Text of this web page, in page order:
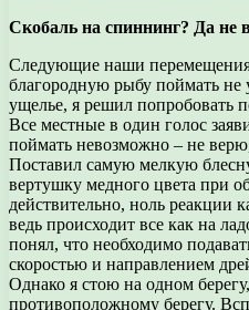
Скобаль на спиннинг? Да не
Следующие наши перемещения
благородную рыбу поймать не
ущелье, я решил попробовать
Все местные в один голос
поймать невозможно – не
Поставил самую мелкую
вертушку медного цвета при
действительно, ноль реакции
ведь происходит все как на
понял, что необходимо
скоростью и направлением
Однако я стою на одном
противоположному берегу.